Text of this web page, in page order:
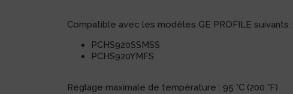
Compatible avec les modèles GE PROFILE suivants :
PCHS920SSMSS
PCHS920YMFS
Réglage maximale de température : 95 °C (200 °F)